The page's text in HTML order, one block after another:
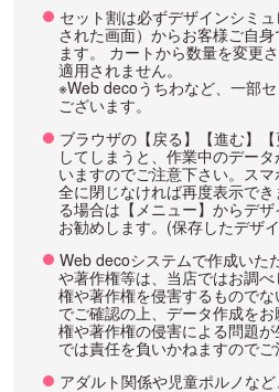
セット割は必ずデザインシミ
された画面）からお客様ご自
ます。 カートから数量を変更
適用されません。
※Web decoうちわなど、一部
ございます。
ブラウザの【戻る】【進む】
してしまうと、作業中のデー
いますのでご注意下さい。ス
全に閉じなければ再度表示で
る場合は【メニュー】からデ
お勧めします。(保存したデザ
Web decoシステムで作成いた
や著作権等は、当店ではお調
権や著作権を侵害するもので
でご確認の上、データ作成を
権や著作権の侵害による問題
では責任を負いかねますのでご
アダルト関係や児童ポルノな